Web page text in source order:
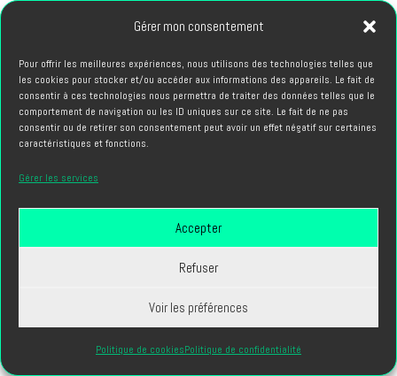
Gérer mon consentement
Pour offrir les meilleures expériences, nous utilisons des technologies telles que
les cookies pour stocker et/ou accéder aux informations des appareils. Le fait de
consentir à ces technologies nous permettra de traiter des données telles que le
comportement de navigation ou les ID uniques sur ce site. Le fait de ne pas
consentir ou de retirer son consentement peut avoir un effet négatif sur certaines
caractéristiques et fonctions.
Gérer les services
Accepter
Refuser
Voir les préférences
Politique de cookiesPolitique de confidentialité
modèles contractuels coexistent dans l'industrie.
Schémas de propriété courants :
Cession complète: vous devenez propriétaire de tous les
éléments créés
un périmètre défini
Droits territoriaux: utilisation limitée à certaines zones
Droits temporels: exploitation autorisée pour une durée